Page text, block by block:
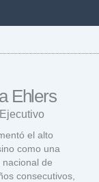
Ehlers
el alto
como una
de
consecutivos,